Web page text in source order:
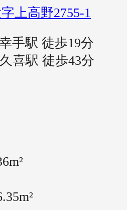
上高野2755-1
手駅 徒歩19分
喜駅 徒歩43分